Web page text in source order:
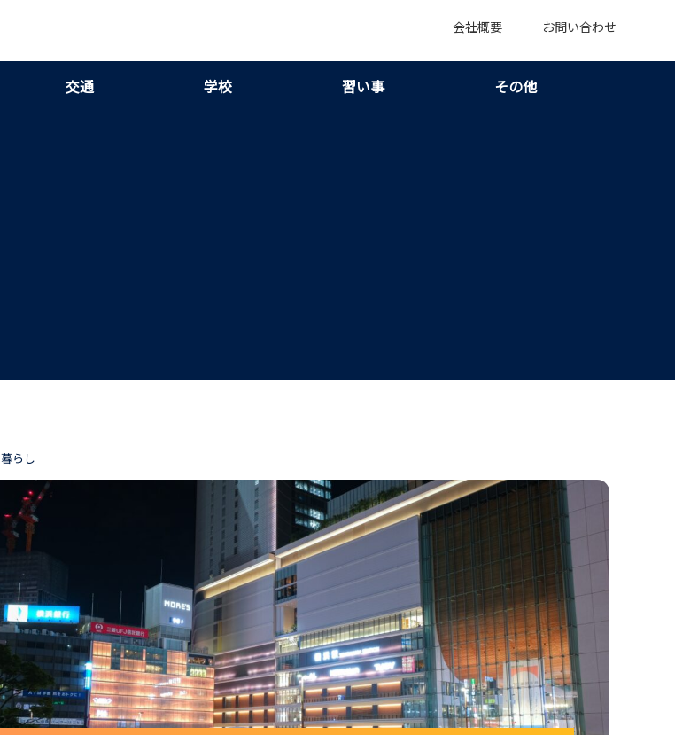
会社概要 お問い合わせ
交通 学校 習い事 その他
暮らし
神奈川県の生活保護冬季加算7ポイント｜支給時期と金額の見方がつかめる！